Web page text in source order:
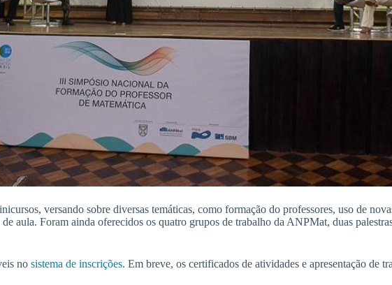
versando sobre diversas temáticas, como formação do professores, uso de
aula. Foram ainda oferecidos os quatro grupos de trabalho da ANPMat, duas
no sistema de inscrições. Em breve, os certificados de atividades e apresentação de